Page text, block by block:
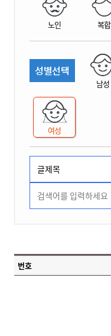
노인 복합
성별선택
남성
여성
번호